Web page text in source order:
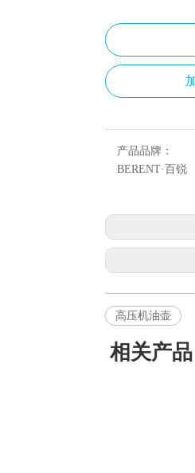
产品品牌：
BERENT·百锐
高压机油壶
相关产品